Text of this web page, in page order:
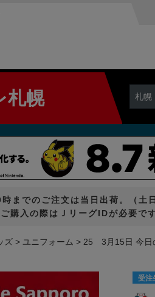
札幌 札幌
までのご注文は当日出荷。（土
ご購入の際はＪリーグIDが必要です
ズ ユニフォーム 25 3月15日 今日
受注